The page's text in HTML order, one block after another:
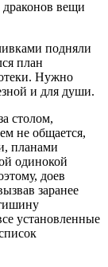
драконов вещи
подняли
план
Нужно
и для души.
столом,
не общается,
планами
одинокой
доев
заранее
установленные